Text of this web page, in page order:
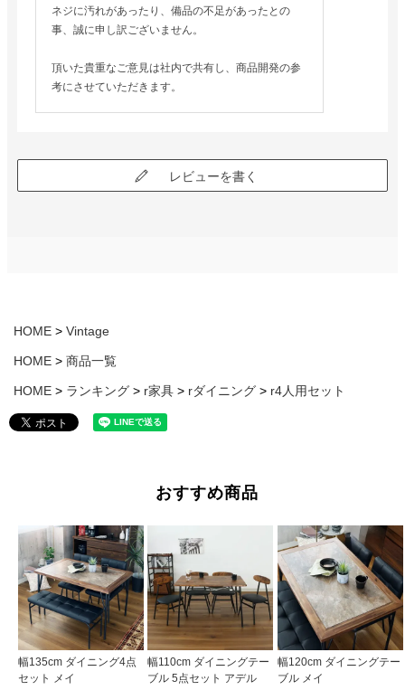
ネジに汚れがあったり、備品の不足があったとの
事、誠に申し訳ございません。
頂いた貴重なご意見は社内で共有し、商品開発の参
考にさせていただきます。
レビューを書く
HOME Vintage
HOME 商品一覧
HOME ランキング r家具 rダイニング r4人用セット
おすすめ商品
幅135cm ダイニング4点
セット メイ
幅110cm ダイニングテー
ブル 5点セット アデル
幅120cm ダイニングテー
ブル メイ